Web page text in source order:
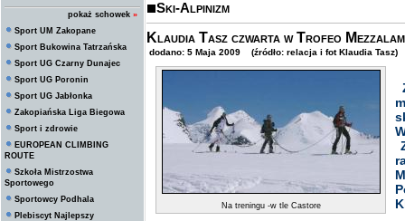
pokaż schowek »
Sport UM Zakopane
Sport Bukowina Tatrzańska
Sport UG Czarny Dunajec
Sport UG Poronin
Sport UG Jabłonka
Zakopiańska Liga Biegowa
Sport i zdrowie
EUROPEAN CLIMBING
ROUTE
Szkoła Mistrzostwa
Sportowego
Sportowcy Podhala
Plebiscyt Najlepszy
Ski-Alpinizm
Klaudia Tasz czwarta w Trofeo
dodano: 5 Maja 2009 (źródło: relacja i fot Klaudia Tasz)
Na treningu -w tle Castore